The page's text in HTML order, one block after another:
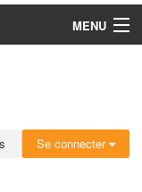
MENU
Se connecter